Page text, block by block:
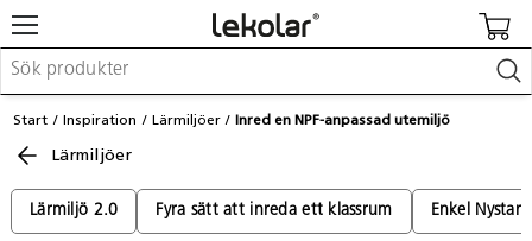
Möbler & inredning
Lekplatsutrustning & utemiljö
Skapa
Leka
Lära
Barnvagnar & småbarnsartiklar
Start Inspiration Lärmiljöer Inred en NPF-anpassad utemiljö
Lärmiljöer
Lärmiljö 2.0 Fyra sätt att inreda ett klassrum Enkel